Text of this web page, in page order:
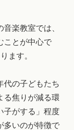
楽教室では、
ことが中心で
ます。
代の子どもたち
る焦りが減る環
子がする」程度
多いのが特徴で